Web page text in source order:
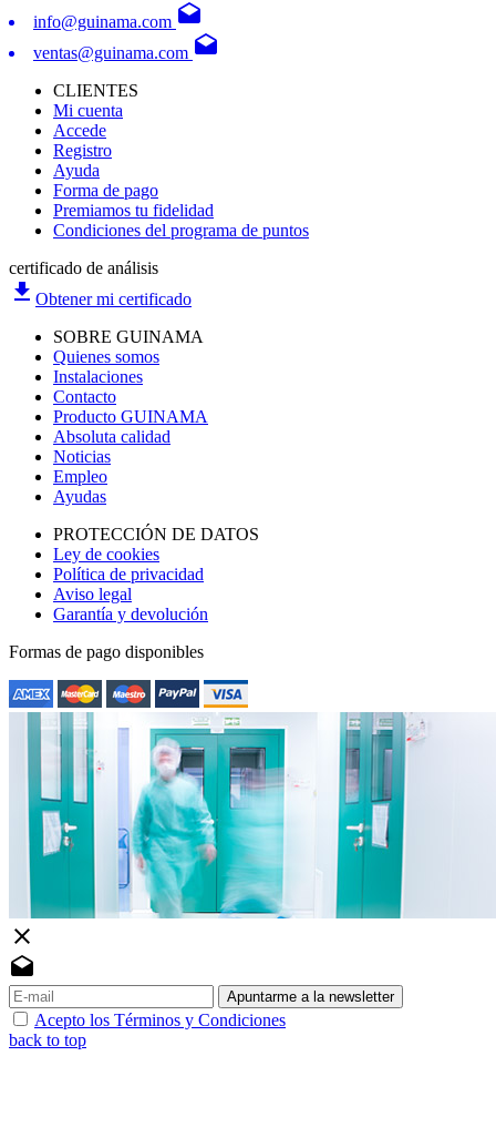
info@guinama.com drafts
ventas@guinama.com drafts
CLIENTES
Mi cuenta
Accede
Registro
Ayuda
Forma de pago
Premiamos tu fidelidad
Condiciones del programa de puntos
certificado de análisis
file_download Obtener mi certificado
SOBRE GUINAMA
Quienes somos
Instalaciones
Contacto
Producto GUINAMA
Absoluta calidad
Noticias
Empleo
Ayudas
PROTECCIÓN DE DATOS
Ley de cookies
Política de privacidad
Aviso legal
Garantía y devolución
Formas de pago disponibles
close
drafts
Apuntarme a la newsletter
Acepto los Términos y Condiciones
back to top